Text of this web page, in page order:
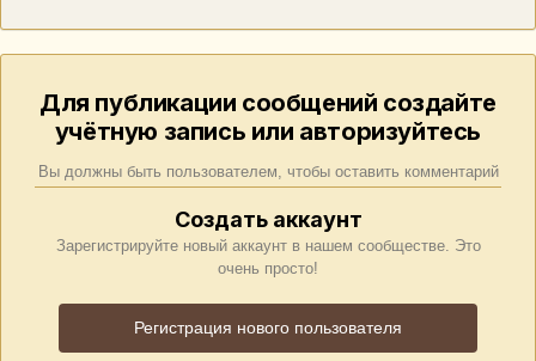
Для публикации сообщений создайте
учётную запись или авторизуйтесь
Вы должны быть пользователем, чтобы оставить комментарий
Создать аккаунт
Зарегистрируйте новый аккаунт в нашем сообществе. Это
очень просто!
Регистрация нового пользователя